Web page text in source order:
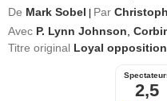
De Mark Sobel Par
Avec P. Lynn Johnson
Titre original Loyal
2,5